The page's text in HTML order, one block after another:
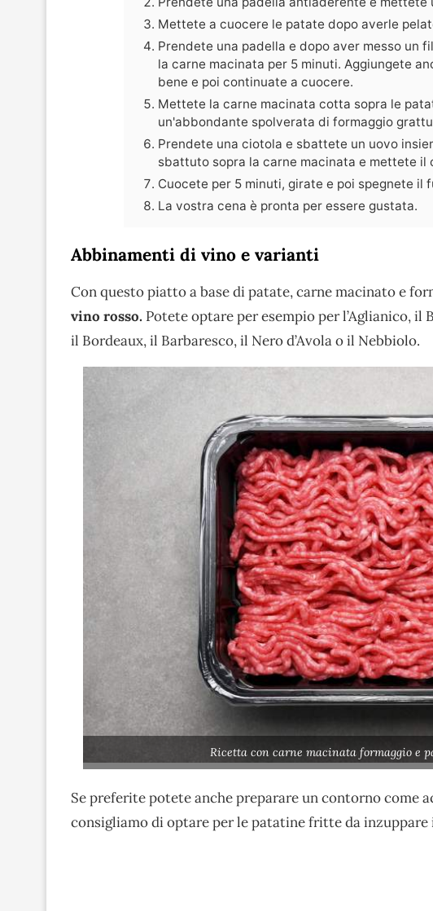
Mettete a cuocere le patate dopo averle
Prendete una padella e dopo aver messo un
la carne macinata per 5 minuti. Aggiungete
bene e poi continuate a cuocere.
Mettete la carne macinata cotta sopra le
un'abbondante spolverata di formaggio
Prendete una ciotola e sbattete un uovo
sbattuto sopra la carne macinata e mettete il
Cuocete per 5 minuti, girate e poi spegnete il
La vostra cena è pronta per essere gustata.
Abbinamenti di vino e varianti
Con questo piatto a base di patate, carne macinato e
vino rosso. Potete optare per esempio per l’Aglianico,
il Bordeaux, il Barbaresco, il Nero d’Avola o il Nebbiolo.
Ricetta con carne macinata formaggio e
Se preferite potete anche preparare un contorno come
consigliamo di optare per le patatine fritte da inzuppare